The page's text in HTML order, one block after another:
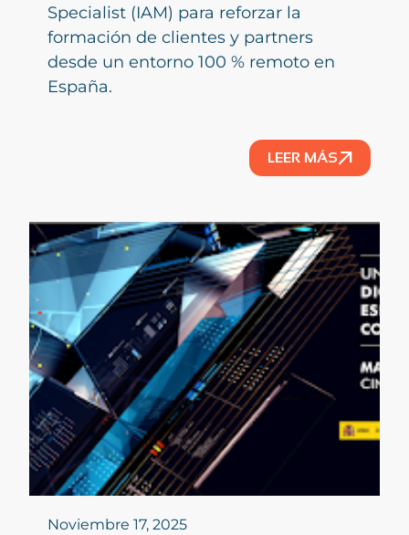
Specialist (IAM) para reforzar la
formación de clientes y partners
desde un entorno 100 % remoto en
España.
LEER MÁS
Noviembre 17, 2025